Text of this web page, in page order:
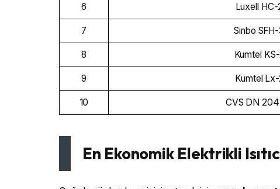
6 Luxell
7 Sinbo
8 Kumtel
9 Kumtel
10 CVS DN
En Ekonomik Elektrikli